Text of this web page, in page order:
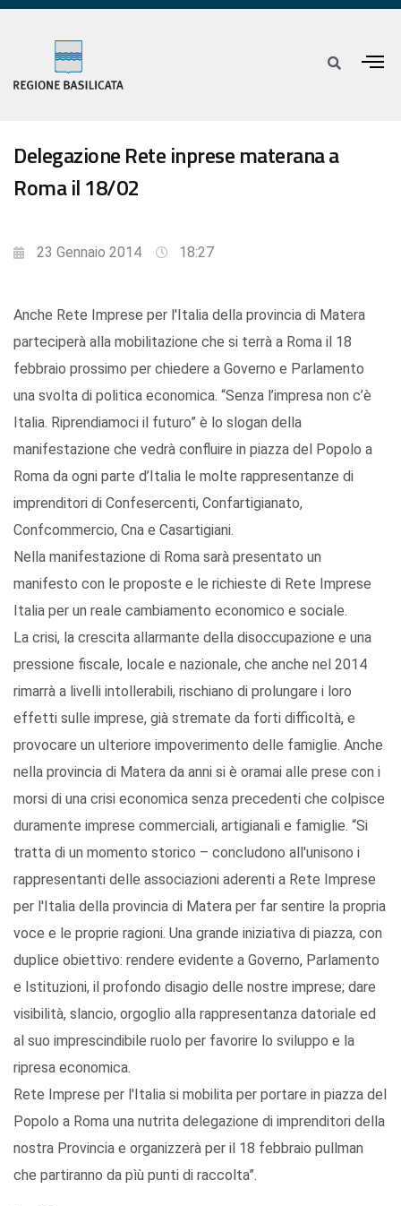
Delegazione Rete inprese materana a
Roma il 18/02
23 Gennaio 2014 18:27
Anche Rete Imprese per l'Italia della provincia di Matera
parteciperà alla mobilitazione che si terrà a Roma il 18
febbraio prossimo per chiedere a Governo e Parlamento
una svolta di politica economica. “Senza l’impresa non c’è
Italia. Riprendiamoci il futuro” è lo slogan della
manifestazione che vedrà confluire in piazza del Popolo a
Roma da ogni parte d’Italia le molte rappresentanze di
imprenditori di Confesercenti, Confartigianato,
Confcommercio, Cna e Casartigiani.
Nella manifestazione di Roma sarà presentato un
manifesto con le proposte e le richieste di Rete Imprese
Italia per un reale cambiamento economico e sociale.
La crisi, la crescita allarmante della disoccupazione e una
pressione fiscale, locale e nazionale, che anche nel 2014
rimarrà a livelli intollerabili, rischiano di prolungare i loro
effetti sulle imprese, già stremate da forti difficoltà, e
provocare un ulteriore impoverimento delle famiglie. Anche
nella provincia di Matera da anni si è oramai alle prese con i
morsi di una crisi economica senza precedenti che colpisce
duramente imprese commerciali, artigianali e famiglie. “Si
tratta di un momento storico – concludono all'unisono i
rappresentanti delle associazioni aderenti a Rete Imprese
per l'Italia della provincia di Matera per far sentire la propria
voce e le proprie ragioni. Una grande iniziativa di piazza, con
duplice obiettivo: rendere evidente a Governo, Parlamento
e Istituzioni, il profondo disagio delle nostre imprese; dare
visibilità, slancio, orgoglio alla rappresentanza datoriale ed
al suo imprescindibile ruolo per favorire lo sviluppo e la
ripresa economica.
Rete Imprese per l'Italia si mobilita per portare in piazza del
Popolo a Roma una nutrita delegazione di imprenditori della
nostra Provincia e organizzerà per il 18 febbraio pullman
che partiranno da pìù punti di raccolta”.